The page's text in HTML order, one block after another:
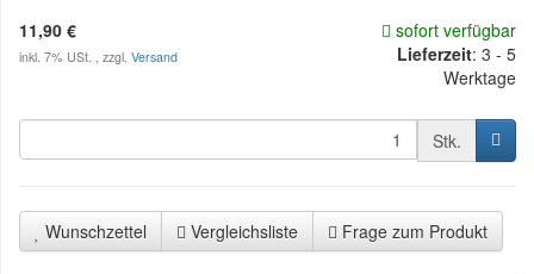
11,90 €
inkl. 7% USt. , zzgl. Versand
sofort verfügbar
Lieferzeit: 3 - 5
Werktage
Stk.
Wunschzettel Vergleichsliste Frage zum Produkt